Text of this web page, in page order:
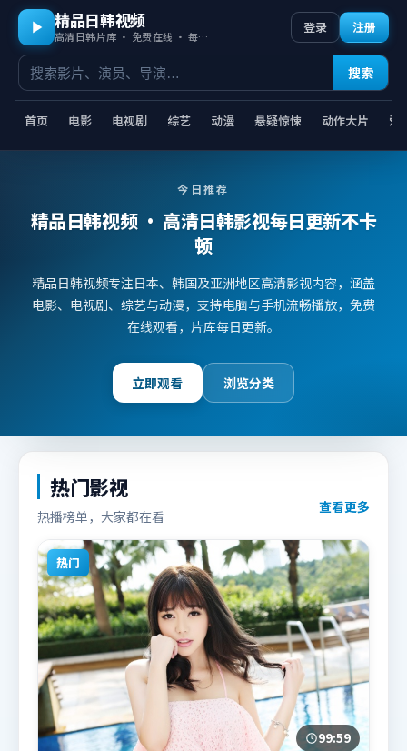
精品日韩视频
高清日韩片库 · 免费在线 · 每日更新
首页 电影 电视剧 综艺 动漫 悬疑惊悚 动作大片 爱
搜索
登录 注册
今日推荐
精品日韩视频· 高清日韩影视每日更新不卡
顿
精品日韩视频专注日本、韩国及亚洲地区高清影视内容，涵盖
电影、电视剧、综艺与动漫，支持电脑与手机流畅播放，免费
在线观看，片库每日更新。
立即观看 浏览分类
热门影视
热播榜单，大家都在看
查看更多
热门
99:59